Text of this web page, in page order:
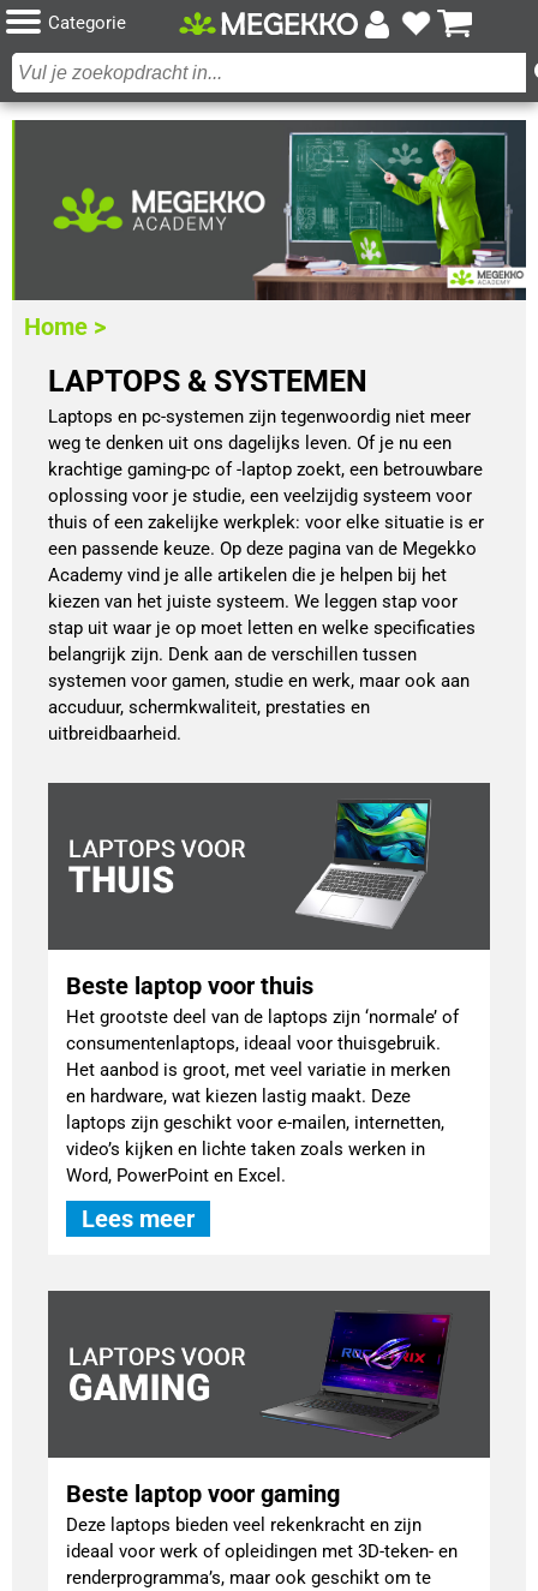
Categorie
Home >
LAPTOPS & SYSTEMEN
Laptops en pc-systemen zijn tegenwoordig niet meer
weg te denken uit ons dagelijks leven. Of je nu een
krachtige gaming-pc of -laptop zoekt, een betrouwbare
oplossing voor je studie, een veelzijdig systeem voor
thuis of een zakelijke werkplek: voor elke situatie is er
een passende keuze. Op deze pagina van de Megekko
Academy vind je alle artikelen die je helpen bij het
kiezen van het juiste systeem. We leggen stap voor
stap uit waar je op moet letten en welke specificaties
belangrijk zijn. Denk aan de verschillen tussen
systemen voor gamen, studie en werk, maar ook aan
accuduur, schermkwaliteit, prestaties en
uitbreidbaarheid.
Beste laptop voor thuis
Het grootste deel van de laptops zijn ‘normale’ of
consumentenlaptops, ideaal voor thuisgebruik.
Het aanbod is groot, met veel variatie in merken
en hardware, wat kiezen lastig maakt. Deze
laptops zijn geschikt voor e-mailen, internetten,
video’s kijken en lichte taken zoals werken in
Word, PowerPoint en Excel.
Lees meer
Beste laptop voor gaming
Deze laptops bieden veel rekenkracht en zijn
ideaal voor werk of opleidingen met 3D-teken- en
renderprogramma’s, maar ook geschikt om te